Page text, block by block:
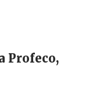
Profeco,